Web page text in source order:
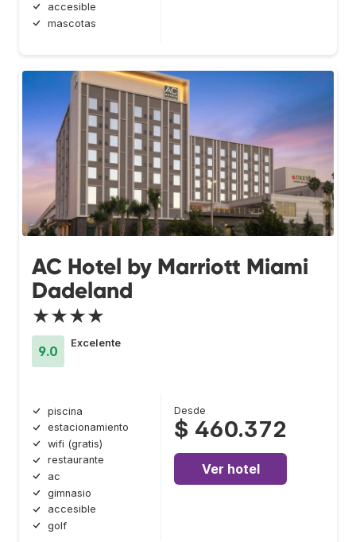
accesible
mascotas
AC Hotel by Marriott Miami
Dadeland
★★★★
9.0
Excelente
piscina
estacionamiento
wifi (gratis)
restaurante
ac
gimnasio
accesible
golf
Desde
$ 460.372
Ver hotel